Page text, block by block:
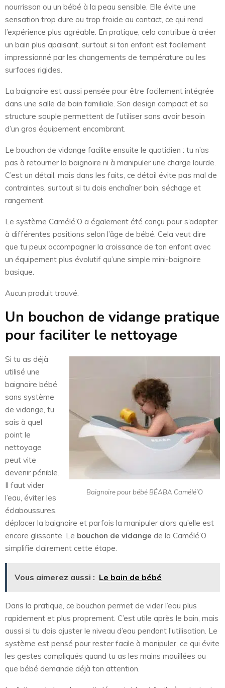
nourrisson ou un bébé à la peau sensible. Elle évite une
sensation trop dure ou trop froide au contact, ce qui rend
l’expérience plus agréable. En pratique, cela contribue à créer
un bain plus apaisant, surtout si ton enfant est facilement
impressionné par les changements de température ou les
surfaces rigides.
La baignoire est aussi pensée pour être facilement intégrée
dans une salle de bain familiale. Son design compact et sa
structure souple permettent de l’utiliser sans avoir besoin
d’un gros équipement encombrant.
Le bouchon de vidange facilite ensuite le quotidien : tu n’as
pas à retourner la baignoire ni à manipuler une charge lourde.
C’est un détail, mais dans les faits, ce détail évite pas mal de
contraintes, surtout si tu dois enchaîner bain, séchage et
rangement.
Le système Camélé’O a également été conçu pour s’adapter
à différentes positions selon l’âge de bébé. Cela veut dire
que tu peux accompagner la croissance de ton enfant avec
un équipement plus évolutif qu’une simple mini-baignoire
basique.
Aucun produit trouvé.
Un bouchon de vidange pratique
pour faciliter le nettoyage
Baignoire pour bébé BÉABA Camélé’O
Si tu as déjà
utilisé une
baignoire bébé
sans système
de vidange, tu
sais à quel
point le
nettoyage
peut vite
devenir pénible.
Il faut vider
l’eau, éviter les
éclaboussures,
déplacer la baignoire et parfois la manipuler alors qu’elle est
encore glissante. Le bouchon de vidange de la Camélé’O
simplifie clairement cette étape.
Vous aimerez aussi : Le bain de bébé
Dans la pratique, ce bouchon permet de vider l’eau plus
rapidement et plus proprement. C’est utile après le bain, mais
aussi si tu dois ajuster le niveau d’eau pendant l’utilisation. Le
système est pensé pour rester facile à manipuler, ce qui évite
les gestes compliqués quand tu as les mains mouillées ou
que bébé demande déjà ton attention.